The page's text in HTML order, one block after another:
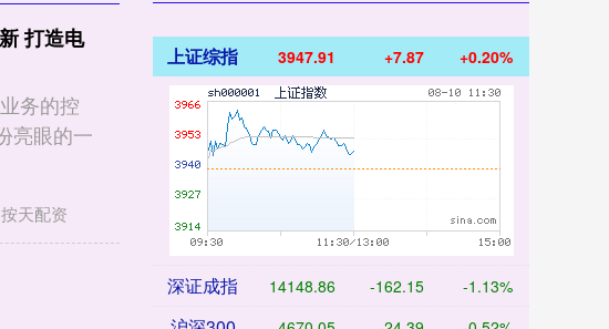
打造电
务的控
亮眼的一
按天配资
上证综指 3947.91 +7.87 +0.20%
深证成指 14148.86 -162.15 -1.13%